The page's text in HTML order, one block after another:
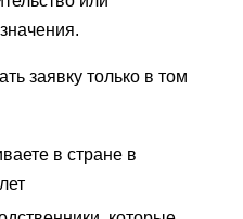
заявку только в том
в стране в